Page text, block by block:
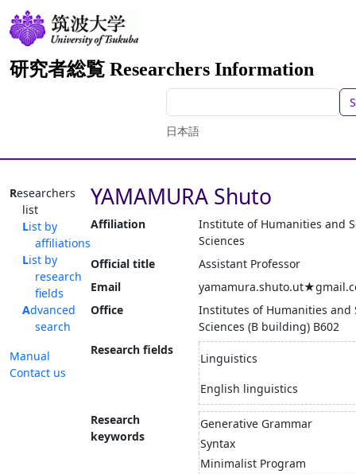
研究者総覧 Researchers Information
日本語
Researchers
list
List by
affiliations
List by
research
fields
Advanced
search
Manual
Contact us
YAMAMURA Shuto
Affiliation
Institute of Humanities and
Sciences
Official title
Assistant Professor
Email
Office
Institutes of Humanities and
Sciences (B building) B602
Research fields
Linguistics
English linguistics
Research
keywords
Generative Grammar
Syntax
Minimalist Program